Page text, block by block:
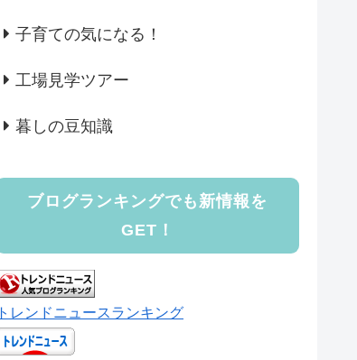
子育ての気になる！
工場見学ツアー
暮しの豆知識
ブログランキングでも新情報を
GET！
トレンドニュースランキング